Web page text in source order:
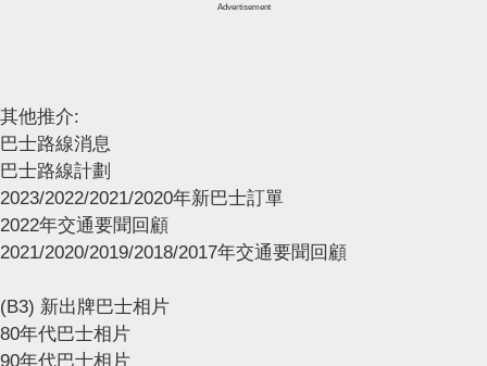
Advertisement
其他推介:
巴士路線消息
巴士路線計劃
2023/2022/2021/2020年新巴士訂單
2022年交通要聞回顧
2021/2020/2019/2018/2017年交通要聞回顧
(B3) 新出牌巴士相片
80年代巴士相片
90年代巴士相片